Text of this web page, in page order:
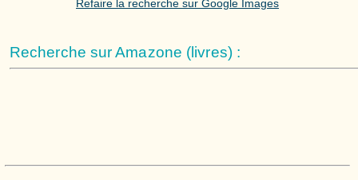
Refaire la recherche sur Google Images
Recherche sur Amazone (livres) :